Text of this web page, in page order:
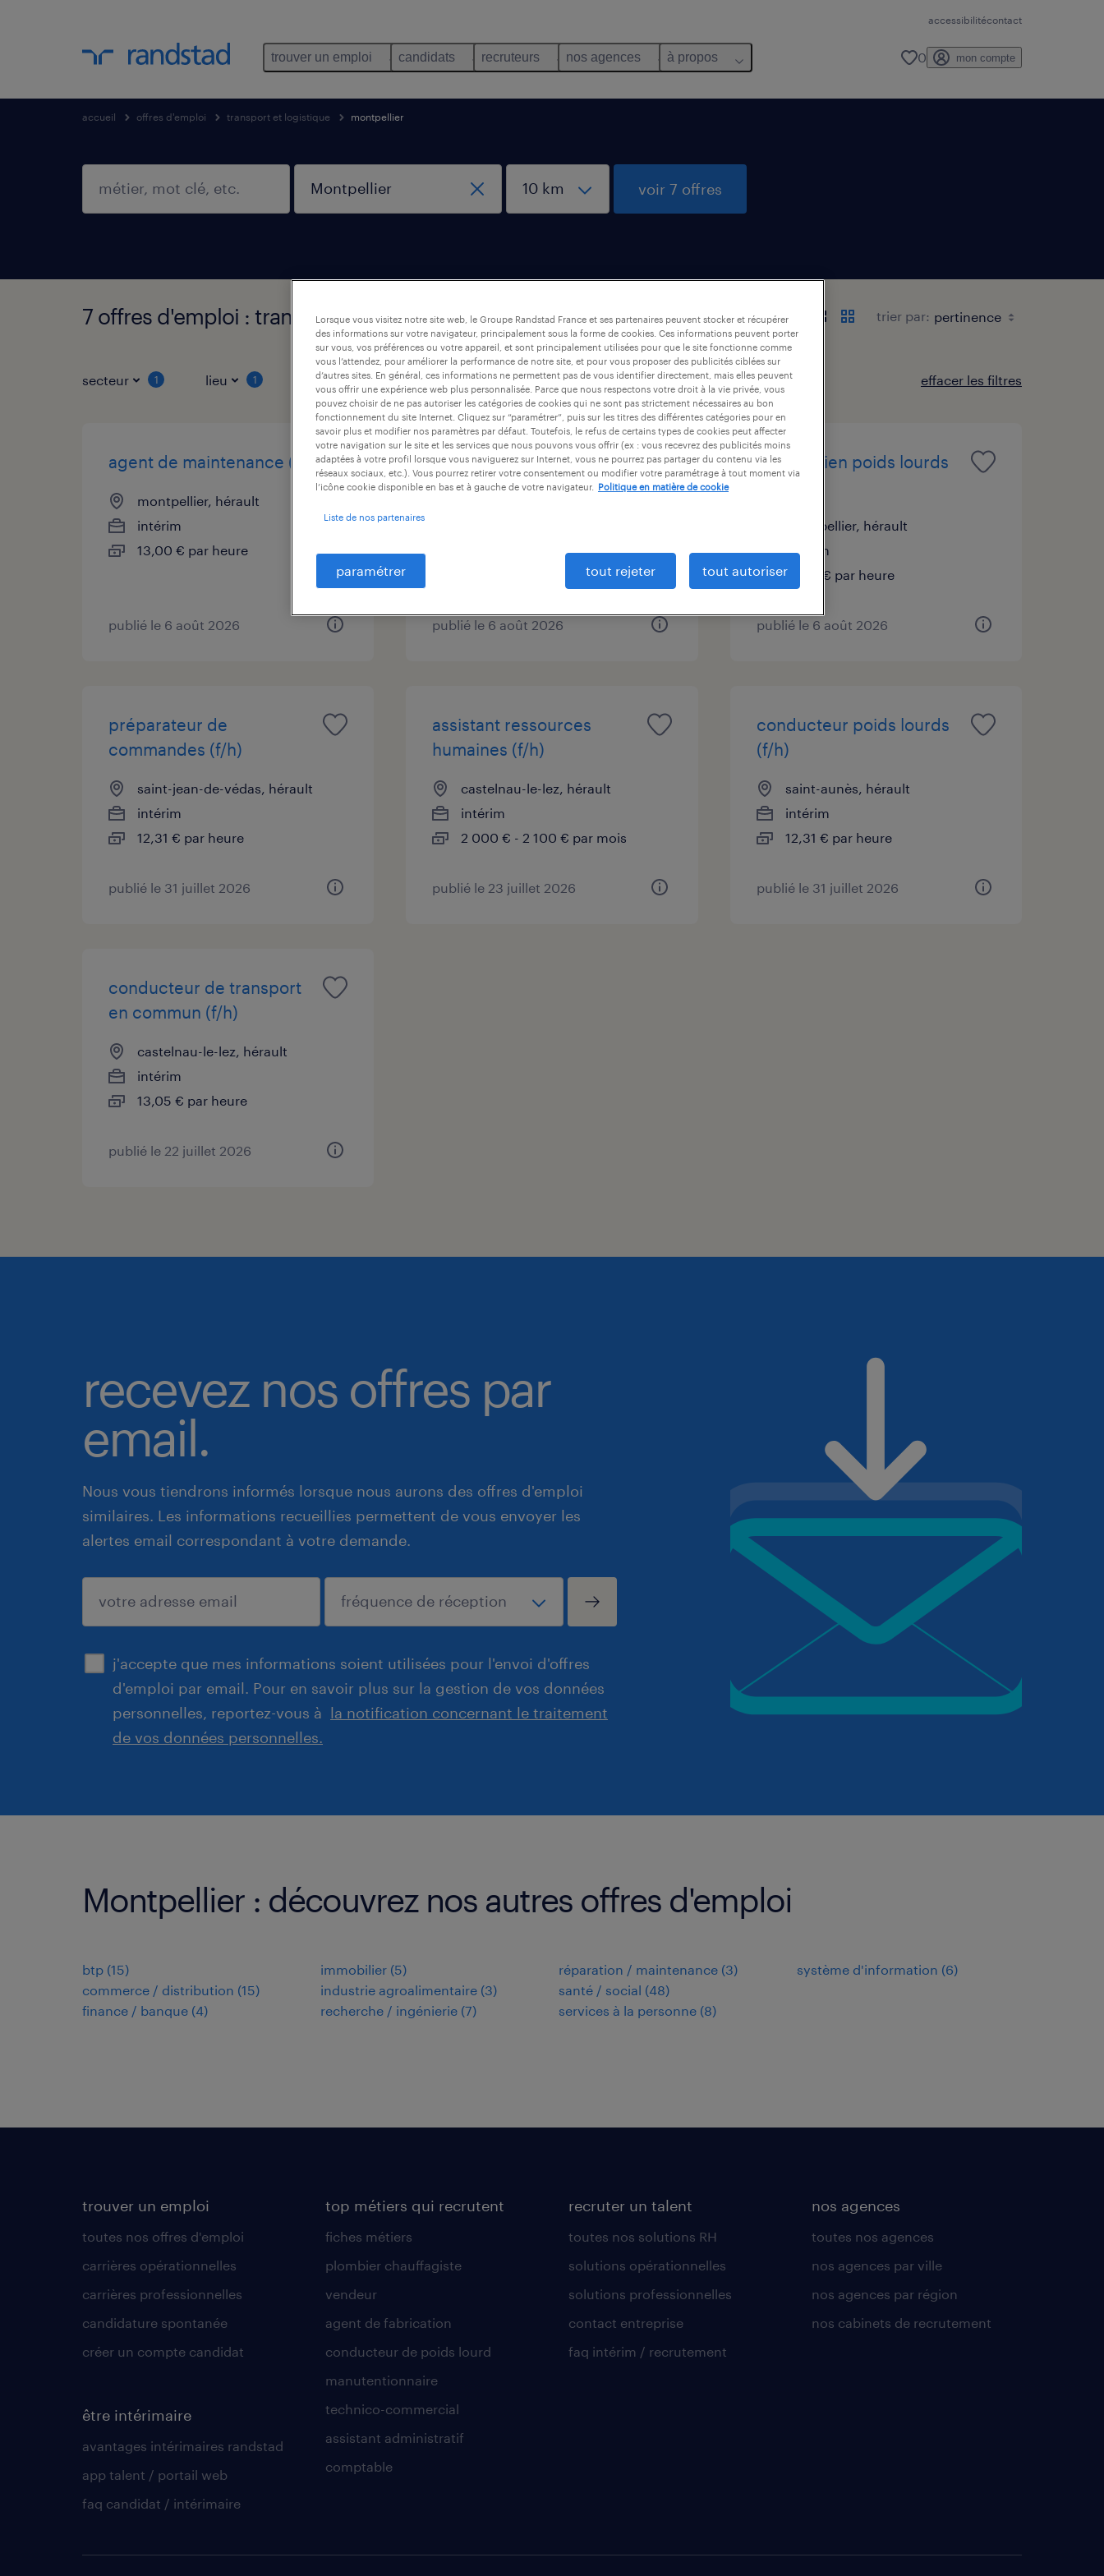
accessibilitécontact
trouver un emploi candidats recruteurs nos agences à propos 0 mon compte
accueil offres d'emploi transport et logistique montpellier
voir 7 offres
7 offres d'emploi : transport et logistique, Montpellier trier par:
secteur 1 lieu 1 type de contrat durée du contrat niveau d'expérience effacer les filtres
agent de maintenance (f/h)
montpellier, hérault
intérim
13,00 € par heure
publié le 6 août 2026
electronicien (f/h)
12,31 € - 16,00 € par heure
publié le 6 août 2026
mécanicien poids lourds
montpellier, hérault
intérim
14,25 € par heure
publié le 6 août 2026
préparateur de
commandes (f/h)
saint-jean-de-védas, hérault
intérim
12,31 € par heure
publié le 31 juillet 2026
assistant ressources
humaines (f/h)
castelnau-le-lez, hérault
intérim
2 000 € - 2 100 € par mois
publié le 23 juillet 2026
conducteur poids lourds
(f/h)
saint-aunès, hérault
intérim
12,31 € par heure
publié le 31 juillet 2026
conducteur de transport
en commun (f/h)
castelnau-le-lez, hérault
intérim
13,05 € par heure
publié le 22 juillet 2026
recevez nos offres par
email.
Nous vous tiendrons informés lorsque nous aurons des offres d'emploi
similaires. Les informations recueillies permettent de vous envoyer les
alertes email correspondant à votre demande.
j'accepte que mes informations soient utilisées pour l'envoi d'offres
d'emploi par email. Pour en savoir plus sur la gestion de vos données
personnelles, reportez-vous à la notification concernant le traitement
de vos données personnelles.
enregistrer
Montpellier : découvrez nos autres offres d'emploi
btp (15)
commerce / distribution (15)
finance / banque (4)
immobilier (5)
industrie agroalimentaire (3)
recherche / ingénierie (7)
réparation / maintenance (3)
santé / social (48)
services à la personne (8)
système d'information (6)
trouver un emploi
toutes nos offres d'emploi
carrières opérationnelles
carrières professionnelles
candidature spontanée
créer un compte candidat
être intérimaire
avantages intérimaires randstad
app talent / portail web
faq candidat / intérimaire
top métiers qui recrutent
fiches métiers
plombier chauffagiste
vendeur
agent de fabrication
conducteur de poids lourd
manutentionnaire
technico-commercial
assistant administratif
comptable
recruter un talent
toutes nos solutions RH
solutions opérationnelles
solutions professionnelles
contact entreprise
faq intérim / recrutement
nos agences
toutes nos agences
nos agences par ville
nos agences par région
nos cabinets de recrutement
Lorsque vous visitez notre site web, le Groupe Randstad France et ses partenaires peuvent stocker et récupérer
des informations sur votre navigateur, principalement sous la forme de cookies. Ces informations peuvent porter
sur vous, vos préférences ou votre appareil, et sont principalement utilisées pour que le site fonctionne comme
vous l’attendez, pour améliorer la performance de notre site, et pour vous proposer des publicités ciblées sur
d’autres sites. En général, ces informations ne permettent pas de vous identifier directement, mais elles peuvent
vous offrir une expérience web plus personnalisée. Parce que nous respectons votre droit à la vie privée, vous
pouvez choisir de ne pas autoriser les catégories de cookies qui ne sont pas strictement nécessaires au bon
fonctionnement du site Internet. Cliquez sur “paramétrer”, puis sur les titres des différentes catégories pour en
savoir plus et modifier nos paramètres par défaut. Toutefois, le refus de certains types de cookies peut affecter
votre navigation sur le site et les services que nous pouvons vous offrir (ex : vous recevrez des publicités moins
adaptées à votre profil lorsque vous naviguerez sur Internet, vous ne pourrez pas partager du contenu via les
réseaux sociaux, etc.). Vous pourrez retirer votre consentement ou modifier votre paramétrage à tout moment via
l’icône cookie disponible en bas et à gauche de votre navigateur.
Politique en matière de cookie
Liste de nos partenaires
paramétrer tout rejeter tout autoriser